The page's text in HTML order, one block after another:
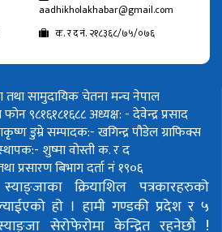
aadhikholakhabar@gmail.com
क. र द नं. २१८३६८/७५/०७६
तथा सामुदायिक चेतना मन्च नेपाल
९८१६१८१६८८अध्यक्ष: - देवेन्द्र प्रसाद
डुम्रेसम्पादक:- खगिन्द्र पौडेलग्राफिक्स
शुष्मा वोस्तीक. र द
प्रसारण बिभाग दर्ता नं १९०६
क्रियाशिल पत्रकारहरुको
हो । हामी गण्डकी प्रदेश र ५
सेरोफेरोमा केन्द्रित रहनेछौ !